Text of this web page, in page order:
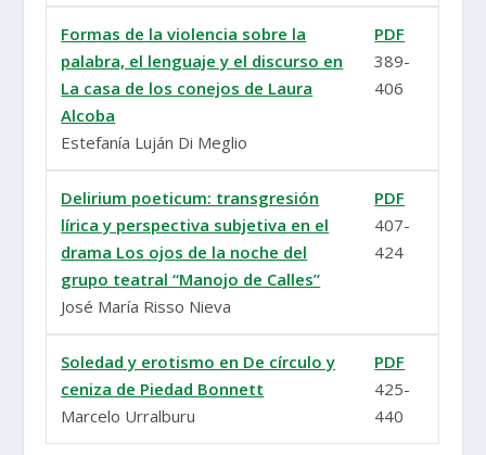
Formas de la violencia sobre la
palabra, el lenguaje y el discurso en
La casa de los conejos de Laura
Alcoba
Estefanía Luján Di Meglio
PDF
389-
406
Delirium poeticum: transgresión
lírica y perspectiva subjetiva en el
drama Los ojos de la noche del
grupo teatral “Manojo de Calles”
José María Risso Nieva
PDF
407-
424
Soledad y erotismo en De círculo y
ceniza de Piedad Bonnett
Marcelo Urralburu
PDF
425-
440